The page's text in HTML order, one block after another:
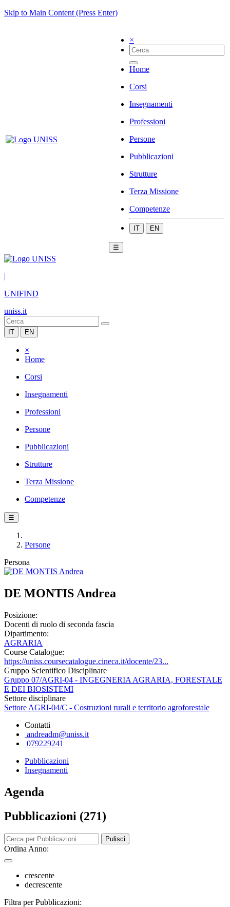
Skip to Main Content (Press Enter)
×
Home
Corsi
Insegnamenti
Professioni
Persone
Pubblicazioni
Strutture
Terza Missione
Competenze
IT EN
☰
|
UNIFIND
uniss.it
IT EN
×
Home
Corsi
Insegnamenti
Professioni
Persone
Pubblicazioni
Strutture
Terza Missione
Competenze
☰
Persone
Persona
DE MONTIS Andrea
Posizione:
Docenti di ruolo di seconda fascia
Dipartimento:
AGRARIA
Course Catalogue:
https://uniss.coursecatalogue.cineca.it/docente/23...
Gruppo Scientifico Disciplinare
Gruppo 07/AGRI-04 - INGEGNERIA AGRARIA, FORESTALE
E DEI BIOSISTEMI
Settore disciplinare
Settore AGRI-04/C - Costruzioni rurali e territorio agroforestale
Contatti
andreadm@uniss.it
079229241
Pubblicazioni
Insegnamenti
Agenda
Pubblicazioni (271)
Pulisci
Ordina Anno:
crescente
decrescente
Filtra per Pubblicazioni: